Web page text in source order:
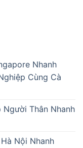
Nhanh
Cùng Cà
Người Thân Nhanh
Nội Nhanh